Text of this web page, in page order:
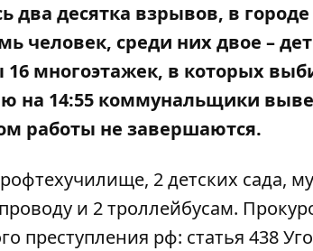
два десятка взрывов, в
человек, среди нихдвое –
многоэтажек, в которых
на 14:55 коммунальщики
работы не завершаются.
2 детских сада,
и 2 троллейбусам.
преступления рф: статья 438